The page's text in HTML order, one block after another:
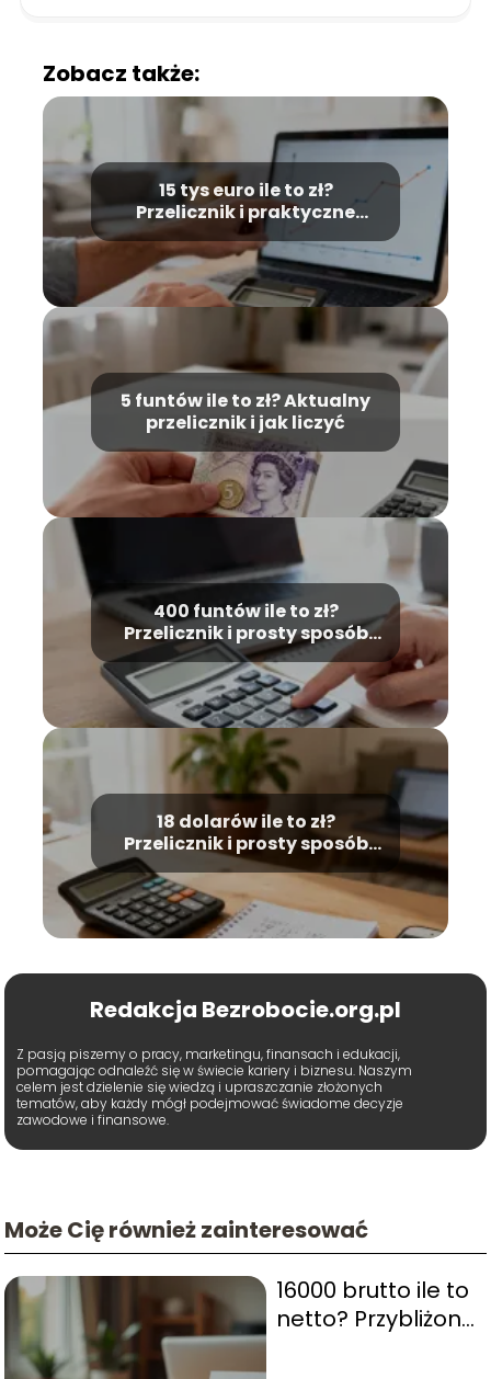
Zobacz także:
15 tys euro ile to zł?
Przelicznik i praktyczne
przykłady
5 funtów ile to zł? Aktualny
przelicznik i jak liczyć
400 funtów ile to zł?
Przelicznik i prosty sposób
obliczeń
18 dolarów ile to zł?
Przelicznik i prosty sposób
obliczeń
Redakcja Bezrobocie.org.pl
Z pasją piszemy o pracy, marketingu, finansach i edukacji,
pomagając odnaleźć się w świecie kariery i biznesu. Naszym
celem jest dzielenie się wiedzą i upraszczanie złożonych
tematów, aby każdy mógł podejmować świadome decyzje
zawodowe i finansowe.
Może Cię również zainteresować
16000 brutto ile to
netto? Przybliżone